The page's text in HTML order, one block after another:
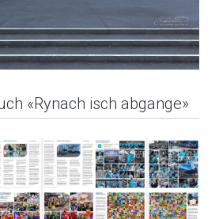
«Rynach isch abgange»